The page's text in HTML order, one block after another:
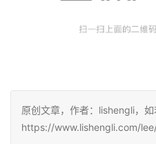
原创文章，作者：lishengli，如
https://www.lishengli.com/